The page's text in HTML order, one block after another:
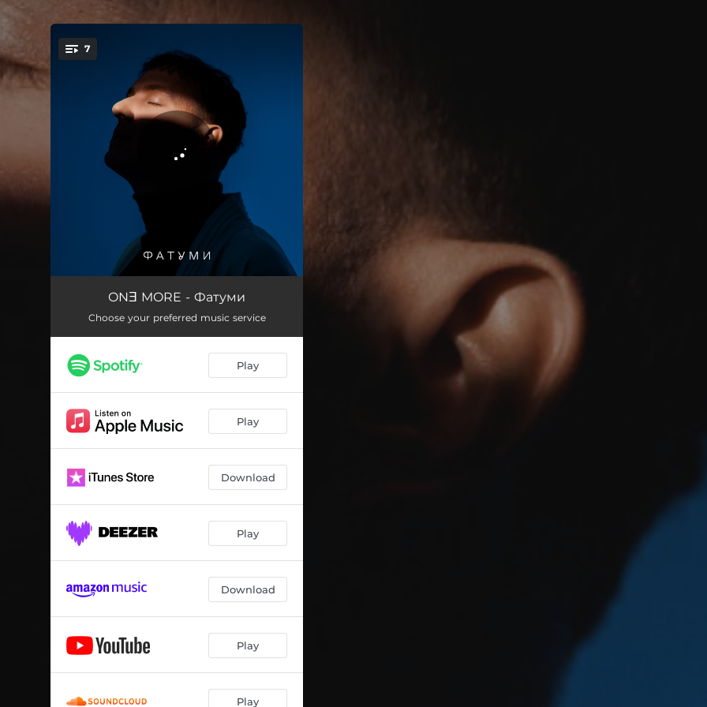
You're all set!
7
Фатуми 02:40
Хвилі не хвилюють 02:27
one more dance 02:30
На глибині 02:52
Outro 00:55
ONƎ MORE - Фатуми
Choose your preferred music service
Play
Play
Download
Play
Download
Play
Play